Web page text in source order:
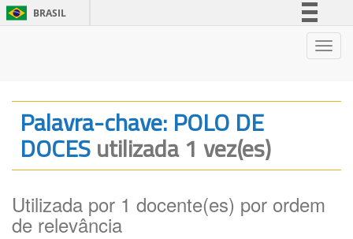
BRASIL
Legislação
Canais
Palavra-chave: POLO DE
DOCESutilizada 1 vez(es)
Utilizada por 1 docente(es) por ordem
de relevância